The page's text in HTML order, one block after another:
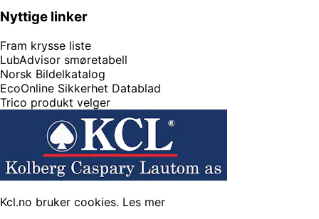
Nyttige linker
Fram krysse liste
LubAdvisor smøretabell
Norsk Bildelkatalog
EcoOnline Sikkerhet Datablad
Trico produkt velger
Kcl.no bruker cookies. Les mer